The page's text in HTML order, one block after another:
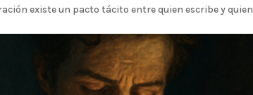
existe un pacto tácito entre quien escribe y quien